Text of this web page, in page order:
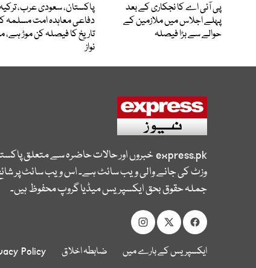
پی آئی اے کا نجکاری کے بعد
پہلے اجلاس میں ملازمین کے
حوالے سے بڑا فیصلہ
پاکستان، سعودی عرب،
دفاعی معاہدہ امت مسلمہ
تاریخ کا فیصلہ کن موڑ ہے،
نواز
express.pkخبروں اور حالات حاضرہ سے متعلق
وزٹ کی جانے والی ویب سائٹ ہے۔ اس ویب سائٹ پر
جملہ حقوق بحق ایکسپریس میڈیا گروپ محفوظ ہیں۔
ایکسپریس کے بارے میں ضابطہ اخلاق Policy